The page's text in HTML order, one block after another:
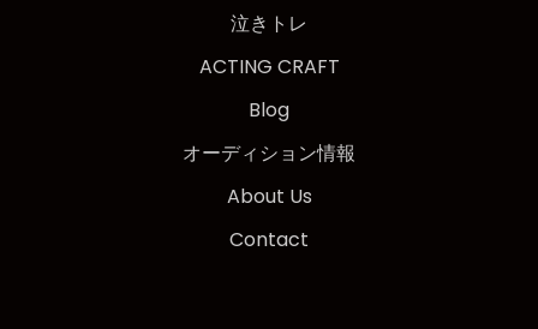
泣きトレ
ACTING CRAFT
Blog
オーディション情報
About Us
Contact